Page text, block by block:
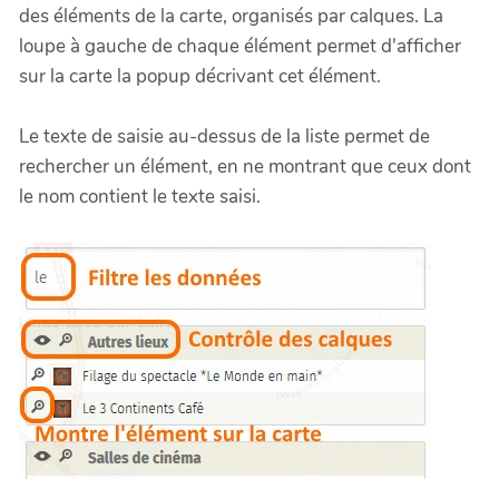
des éléments de la carte, organisés par calques. La
loupe à gauche de chaque élément permet d'afficher
sur la carte la popup décrivant cet élément.
Le texte de saisie au-dessus de la liste permet de
rechercher un élément, en ne montrant que ceux dont
le nom contient le texte saisi.